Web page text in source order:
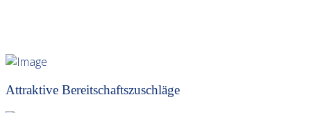
Attraktive Bereitschaftszuschläge